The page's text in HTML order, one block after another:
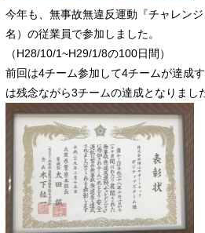
今年も、無事故無違反運動『チャレン
名）の従業員で参加しました。
（H28/10/1~H29/1/8の100日間）
前回は4チーム参加して4チームが達成
は残念ながら3チームの達成となりまし